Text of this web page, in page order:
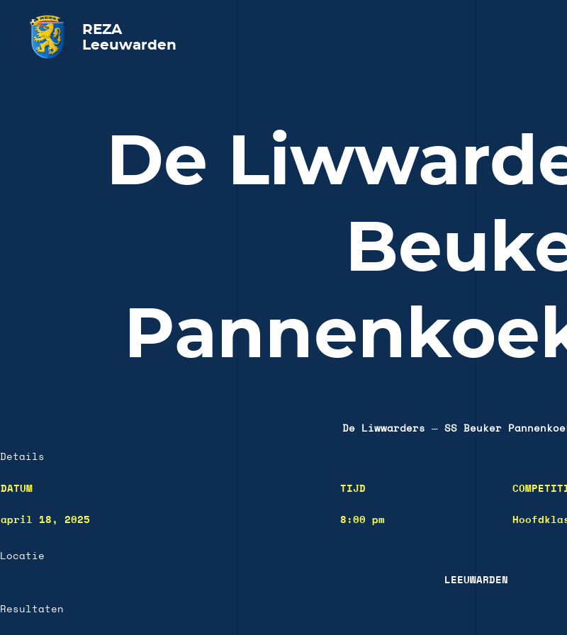
REZA
Leeuwarden
De
De Liwwarders — SS Beuker
Details
DATUM TIJD
april 18, 2025 8:00 pm
Locatie
LEEUWARDEN
Resultaten